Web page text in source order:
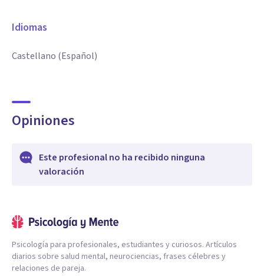
Idiomas
Castellano (Español)
Opiniones
Este profesional no ha recibido ninguna
valoración
Psicología para profesionales, estudiantes y curiosos. Artículos
diarios sobre salud mental, neurociencias, frases célebres y
relaciones de pareja.